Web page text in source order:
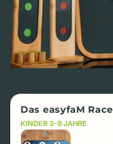
Das easyfaM Race
KINDER 3-9 JAHRE